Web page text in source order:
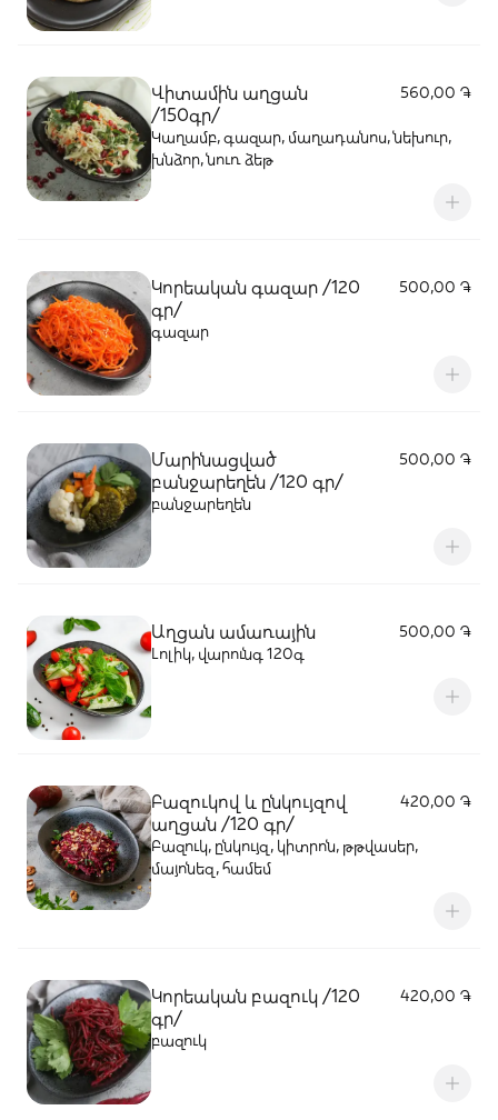
Վիտամին աղցան
/150գր/
560,00 ֏
Կաղամբ, գազար, մաղադանոս, նեխուր,
խնձոր, նուռ ձեթ
Կորեական գազար /120
գր/
500,00 ֏
գազար
Մարինացված
բանջարեղեն /120 գր/
500,00 ֏
բանջարեղեն
Աղցան ամառային
500,00 ֏
Լոլիկ, վարունգ 120գ
Բազուկով և ընկույզով
աղցան /120 գր/
420,00 ֏
Բազուկ, ընկույզ, կիտրոն, թթվասեր,
մայոնեզ, համեմ
Կորեական բազուկ /120
գր/
420,00 ֏
բազուկ